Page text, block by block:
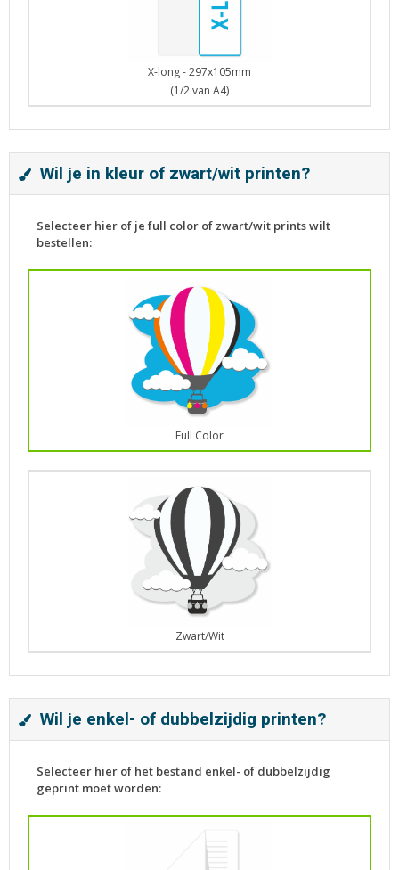
X-long - 297x105mm
(1/2 van A4)
Wil je in kleur of zwart/wit printen?
Selecteer hier of je full color of zwart/wit prints wilt
bestellen:
Full Color
Zwart/Wit
Wil je enkel- of dubbelzijdig printen?
Selecteer hier of het bestand enkel- of dubbelzijdig
geprint moet worden: